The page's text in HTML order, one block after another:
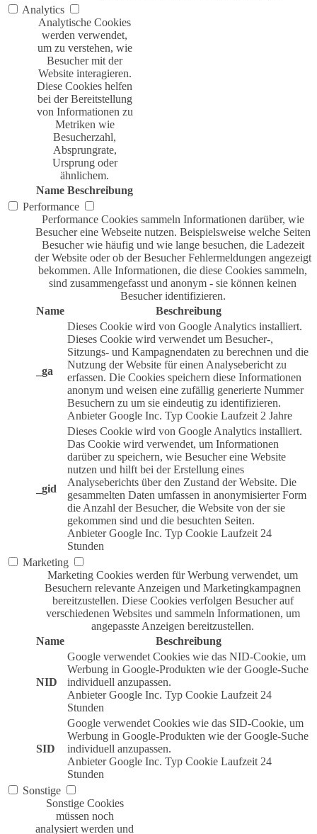
Analytics
Analytische Cookies
werden verwendet,
um zu verstehen, wie
Besucher mit der
Website interagieren.
Diese Cookies helfen
bei der Bereitstellung
von Informationen zu
Metriken wie
Besucherzahl,
Absprungrate,
Ursprung oder
ähnlichem.
Name Beschreibung
Performance
Performance Cookies sammeln Informationen darüber, wie
Besucher eine Webseite nutzen. Beispielsweise welche Seiten
Besucher wie häufig und wie lange besuchen, die Ladezeit
der Website oder ob der Besucher Fehlermeldungen angezeigt
bekommen. Alle Informationen, die diese Cookies sammeln,
sind zusammengefasst und anonym - sie können keinen
Besucher identifizieren.
Name
Beschreibung
_ga
Dieses Cookie wird von Google Analytics installiert.
Dieses Cookie wird verwendet um Besucher-,
Sitzungs- und Kampagnendaten zu berechnen und die
Nutzung der Website für einen Analysebericht zu
erfassen. Die Cookies speichern diese Informationen
anonym und weisen eine zufällig generierte Nummer
Besuchern zu um sie eindeutig zu identifizieren.
Anbieter Google Inc. Typ Cookie Laufzeit 2 Jahre
_gid
Dieses Cookie wird von Google Analytics installiert.
Das Cookie wird verwendet, um Informationen
darüber zu speichern, wie Besucher eine Website
nutzen und hilft bei der Erstellung eines
Analyseberichts über den Zustand der Website. Die
gesammelten Daten umfassen in anonymisierter Form
die Anzahl der Besucher, die Website von der sie
gekommen sind und die besuchten Seiten.
Anbieter Google Inc. Typ Cookie Laufzeit 24
Stunden
Marketing
Marketing Cookies werden für Werbung verwendet, um
Besuchern relevante Anzeigen und Marketingkampagnen
bereitzustellen. Diese Cookies verfolgen Besucher auf
verschiedenen Websites und sammeln Informationen, um
angepasste Anzeigen bereitzustellen.
Name
Beschreibung
NID
Google verwendet Cookies wie das NID-Cookie, um
Werbung in Google-Produkten wie der Google-Suche
individuell anzupassen.
Anbieter Google Inc. Typ Cookie Laufzeit 24
Stunden
SID
Google verwendet Cookies wie das SID-Cookie, um
Werbung in Google-Produkten wie der Google-Suche
individuell anzupassen.
Anbieter Google Inc. Typ Cookie Laufzeit 24
Stunden
Sonstige
Sonstige Cookies
müssen noch
analysiert werden und